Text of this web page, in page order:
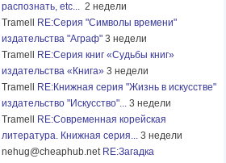
распознать, etc... 2 недели
Tramell
RE:Серия "Символы времени"
издательства "Аграф" 3 недели
Tramell
RE:Серия книг «Судьбы книг»
издательства «Книга» 3 недели
Tramell
RE:Книжная серия "Жизнь в искусстве"
издательство "Искусство"... 3 недели
Tramell
RE:Современная корейская
литература. Книжная серия... 3 недели
nehug@cheaphub.net RE:Загадка